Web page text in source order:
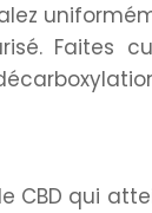
Faites
CBD qui